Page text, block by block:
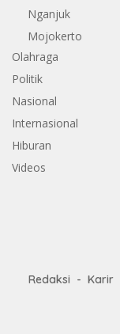
Nganjuk
Mojokerto
Olahraga
Politik
Nasional
Internasional
Hiburan
Videos
Redaksi Karir